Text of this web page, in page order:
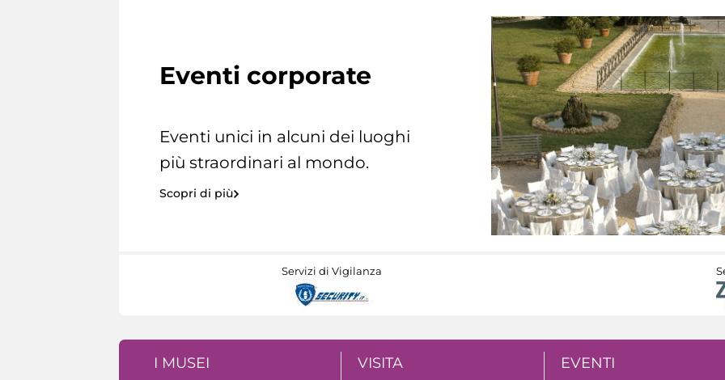
Eventi corporate
Eventi unici in alcuni dei luoghi
più straordinari al mondo.
Scopri di più
Servizi di Vigilanza
I MUSEI VISITA EVENTI